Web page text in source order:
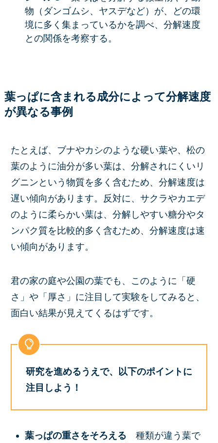
物 （ダンゴムシ、ヤスデなど）が、どの環
境に多く集まっているかを調べ、分解速度
との関係を考察する。
葉っぱに含まれる成分によって分解速度
が異なる事例
たとえば、ブナやカシのような硬い葉や、松の
葉のように油分が多い葉は、分解されにくいリ
グニンという物質を多く含むため、分解速度は
遅い傾向があります。反対に、サクラやカエデ
のように柔らかい葉は、分解しやすい糖分やタ
ンパク質を比較的多く含むため、分解速度は速
い傾向があります。
君の家の庭や公園の葉でも、このように「硬
さ」や「厚さ」に注目して実験をしてみると、
面白い結果が見えてくるはずです。
研究を進めるうえで、以下のポイントに
注目しよう！
葉っぱの重さをそろえる 種類が違う葉で